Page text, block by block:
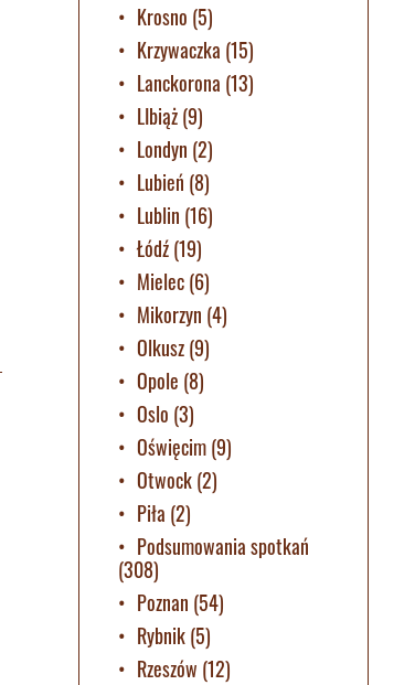
Krosno (5)
Krzywaczka (15)
Lanckorona (13)
LIbiąż(9)
Londyn (2)
Lubień (8)
Lublin (16)
Łódź(19)
Mielec(6)
Mikorzyn (4)
Olkusz(9)
Opole (8)
Oslo (3)
Oświęcim(9)
Otwock(2)
Piła (2)
Podsumowania spotkań
(308)
Poznan (54)
Rybnik(5)
Rzeszów (12)